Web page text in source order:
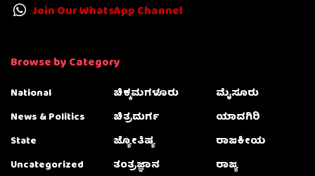
Join Our WhatsApp Channel
Browse by Category
National
News & Politics
State
Uncategorized
ಚಿಕ್ಕಮಗಳೂರು
ಚಿತ್ರದುರ್ಗ
ಜ್ಯೋತಿಷ್ಯ
ತಂತ್ರಜ್ಞಾನ
ಮೈಸೂರು
ಯಾದಗಿರಿ
ರಾಜಕೀಯ
ರಾಜ್ಯ